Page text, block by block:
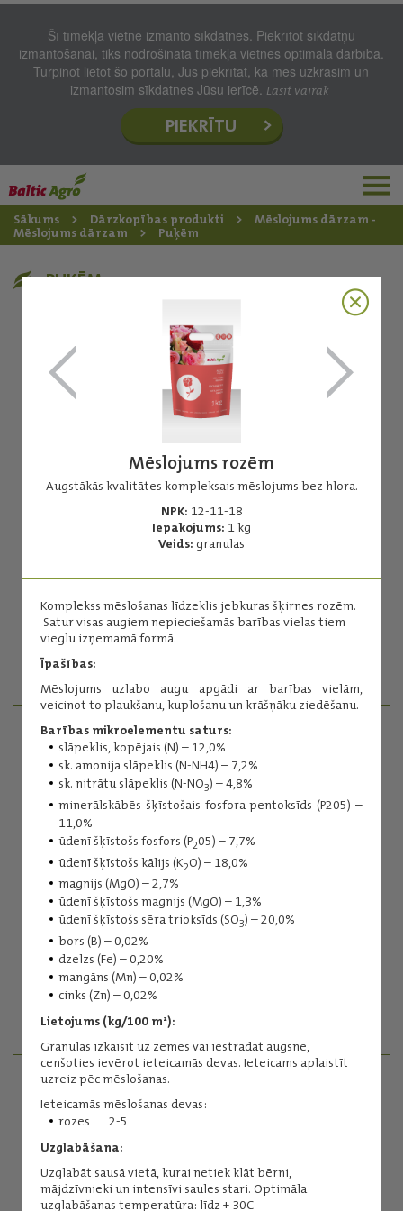
Šī tīmekļa vietne izmanto sīkdatnes. Piekrītot sīkdatņu
izmantošanai, tiks nodrošināta tīmekļa vietnes optimāla darbība.
Turpinot lietot šo portālu, Jūs piekrītat, ka mēs uzkrāsim un
izmantosim sīkdatnes Jūsu ierīcē. Lasīt vairāk
PIEKRĪTU
Sākums Dārzkopības produkti
Mēslojums dārzam -
Mēslojums dārzam
Puķēm
Mēslojums rozēm
Augstākās kvalitātes kompleksais mēslojums bez hlora.
NPK: 12-11-18
Iepakojums: 1 kg
Veids: granulas
Komplekss mēslošanas līdzeklis jebkuras šķirnes rozēm.
Satur visas augiem nepieciešamās barības vielas tiem
vieglu izņemamā formā.
Īpašības:
Mēslojums uzlabo augu apgādi ar barības vielām,
veicinot to plaukšanu, kuplošanu un krāšņāku ziedēšanu.
Barības mikroelementu saturs:
slāpeklis, kopējais (N) – 12,0%
sk. amonija slāpeklis (N-NH4) – 7,2%
sk. nitrātu slāpeklis (N-NO3) – 4,8%
minerālskābēs šķīstošais fosfora pentoksīds (P205) –
11,0%
ūdenī šķīstošs fosfors (P205) – 7,7%
ūdenī šķīstošs kālijs (K2O) – 18,0%
magnijs (MgO) – 2,7%
ūdenī šķīstošs magnijs (MgO) – 1,3%
ūdenī šķīstošs sēra trioksīds (SO3) – 20,0%
bors (B) – 0,02%
dzelzs (Fe) – 0,20%
mangāns (Mn) – 0,02%
cinks (Zn) – 0,02%
Lietojums (kg/100 m²):
Granulas izkaisīt uz zemes vai iestrādāt augsnē,
cenšoties ievērot ieteicamās devas. Ieteicams aplaistīt
uzreiz pēc mēslošanas.
Ieteicamās mēslošanas devas:
rozes 2-5
Uzglabāšana:
Uzglabāt sausā vietā, kurai netiek klāt bērni,
mājdzīvnieki un intensīvi saules stari. Optimāla
uzglabāšanas temperatūra: līdz + 30C
PUĶĒM
Mēslojums rozēm
Kompleksais mēslošanas līdzeklis ar mikroelementiem.
NPK:5,5-5,5-5,5
Veids:šķidrums
Koncentrācijas pakāpe:1 l → 250 l
PRODUKTU MENEDŽERI
Sintija Liepa
Dārzkopības produkti
(+371) 29239357
sintija.liepa@balticagrolv.com
VEIKALI "VISS LAUKSAIMNIEKIEM"